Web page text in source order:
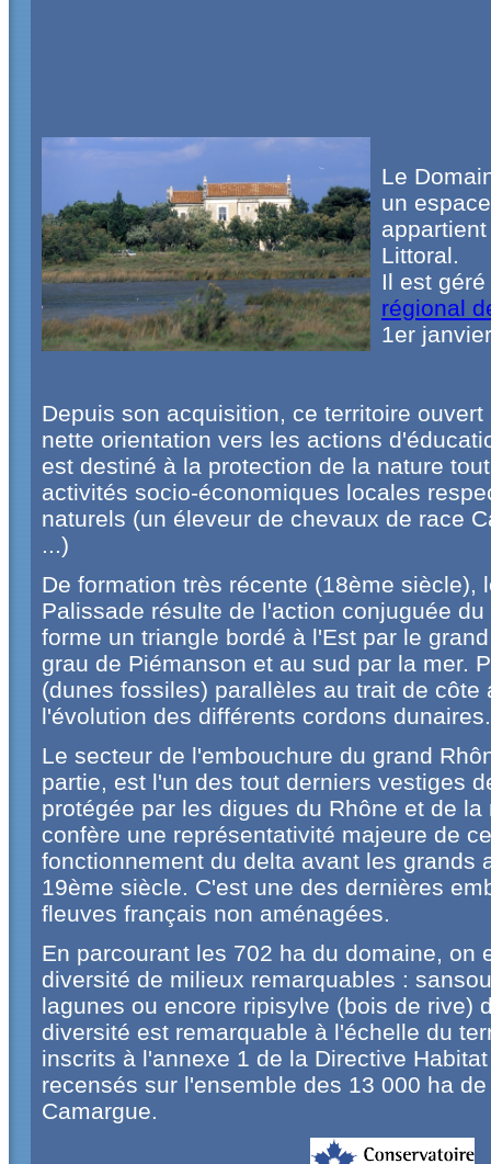
Le
un
Littoral.
Il est
régional
1er
Depuis son acquisition, ce territoire
nette orientation vers les actions
est destiné à la protection de la nature
activités socio-économiques locales
naturels (un éleveur de chevaux de race
...)
De formation très récente (18ème siècle),
Palissade résulte de l'action conjuguée
forme un triangle bordé à l'Est par le
grau de Piémanson et au sud par la mer.
(dunes fossiles) parallèles au trait de côte
l'évolution des différents cordons dunaires.
Le secteur de l'embouchure du grand
partie, est l'un des tout derniers vestiges
protégée par les digues du Rhône et de
confère une représentativité majeure de
fonctionnement du delta avant les grands
19ème siècle. C'est une des dernières
fleuves français non aménagées.
En parcourant les 702 ha du domaine, on
diversité de milieux remarquables :
lagunes ou encore ripisylve (bois de rive)
diversité est remarquable à l'échelle du
inscrits à l'annexe 1 de la Directive
recensés sur l'ensemble des 13 000 ha
Camargue.